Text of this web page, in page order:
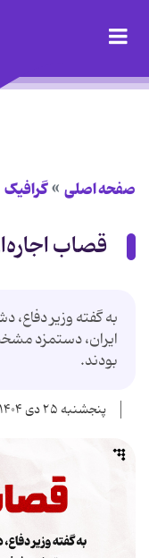
صفحه اصلی گرافیک
قصاب
به گفته وزیر دفاع،
ایران، دستمزد
بودند.
پنجشنبه ۲۵ دی ۱۴۰۴ - ۲۰:۴۵